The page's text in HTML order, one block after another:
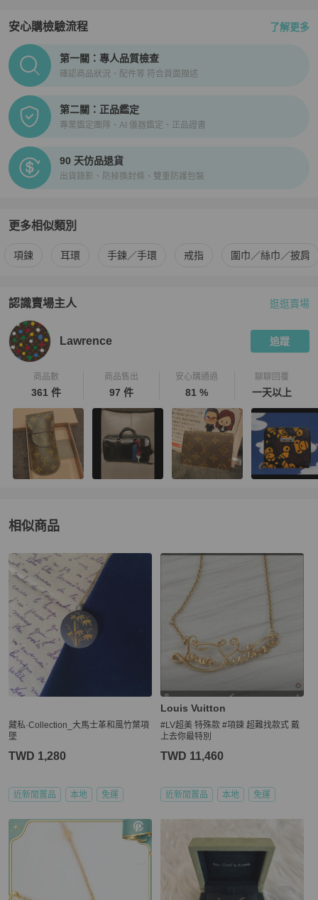
安心購檢驗流程 了解更多
PopChill拍拍圈正品驗證、安心購檢驗流程介紹
第一關：專人品質檢查
確認商品狀況、配件等 符合頁面描述
第二關：正品鑑定
專業鑑定團隊、AI 儀器鑑定、正品證書
90 天仿品退貨
出貨錄影、防掉換封條、雙重防護包裝
更多相似類別
更多Louis Vuitton 女士配件 相似商品推薦
項鍊 耳環 手鍊／手環 戒指 圍巾／絲巾／披肩
認識賣場主人
PopChill 拍拍圈嚴選賣家
逛逛賣場
Lawrence 追蹤
商品數
361 件
商品售出
97 件
安心購通過
81 %
聊聊回覆
一天以上
相似商品
更多相似Louis Vuitton女士配件 推薦精品
藏私·Collection_大馬士革和風竹葉項
墜
TWD 1,280
近新閒置品 本地 免運
Louis Vuitton
#LV超美 特殊款 #項鍊 超難找款式 戴
上去你最特別
TWD 11,460
近新閒置品 本地 免運